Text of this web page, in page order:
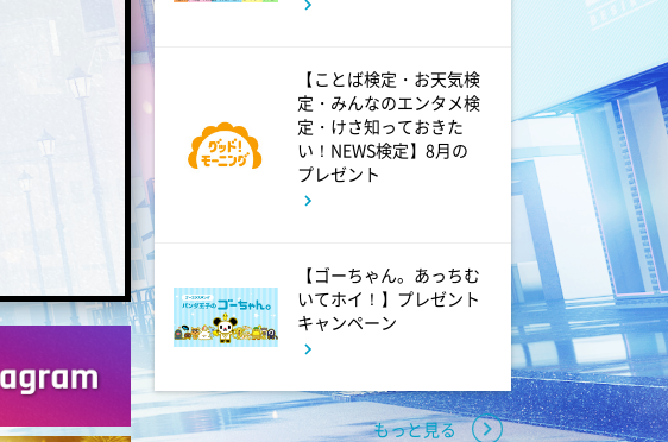
【ことば検定・お天気検
定・みんなのエンタメ検
定・けさ知っておきた
い！NEWS検定】8月の
プレゼント
【ゴーちゃん。あっちむ
いてホイ！】プレゼント
キャンペーン
もっと見る